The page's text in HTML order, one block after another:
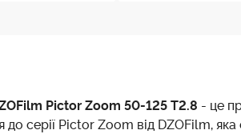
Pictor Zoom 50-125 T2.8 - це
до серії Pictor Zoom від DZOFilm,